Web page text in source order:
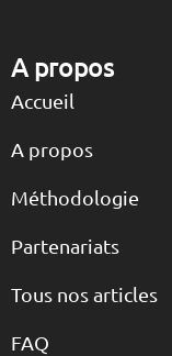
A propos
Accueil
A propos
Méthodologie
Partenariats
Tous nos articles
FAQ